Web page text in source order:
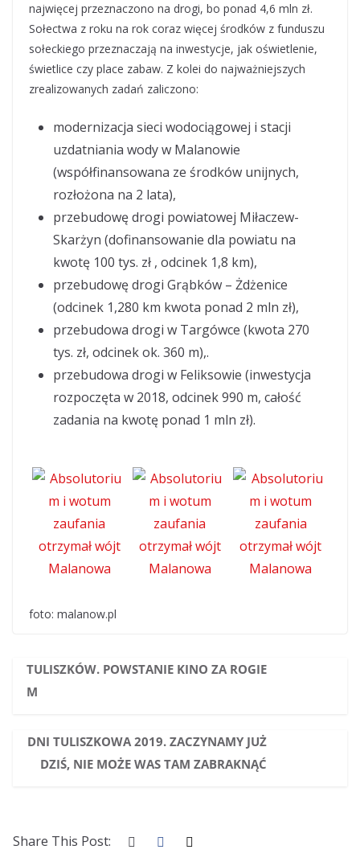
najwięcej przeznaczono na drogi, bo ponad 4,6 mln zł.
Sołectwa z roku na rok coraz więcej środków z funduszu
sołeckiego przeznaczają na inwestycje, jak oświetlenie,
świetlice czy place zabaw. Z kolei do najważniejszych
zrealizowanych zadań zaliczono:
modernizacja sieci wodociągowej i stacji
uzdatniania wody w Malanowie
(współfinansowana ze środków unijnych,
rozłożona na 2 lata),
przebudowę drogi powiatowej Miłaczew-
Skarżyn (dofinansowanie dla powiatu na
kwotę 100 tys. zł , odcinek 1,8 km),
przebudowę drogi Grąbków – Żdżenice
(odcinek 1,280 km kwota ponad 2 mln zł),
przebudowa drogi w Targówce (kwota 270
tys. zł, odcinek ok. 360 m),.
przebudowa drogi w Feliksowie (inwestycja
rozpoczęta w 2018, odcinek 990 m, całość
zadania na kwotę ponad 1 mln zł).
foto: malanow.pl
TULISZKÓW. POWSTANIE KINO ZA ROGIE
M
DNI TULISZKOWA 2019. ZACZYNAMY JUŻ
DZIŚ, NIE MOŻE WAS TAM ZABRAKNĄĆ
Share This Post: